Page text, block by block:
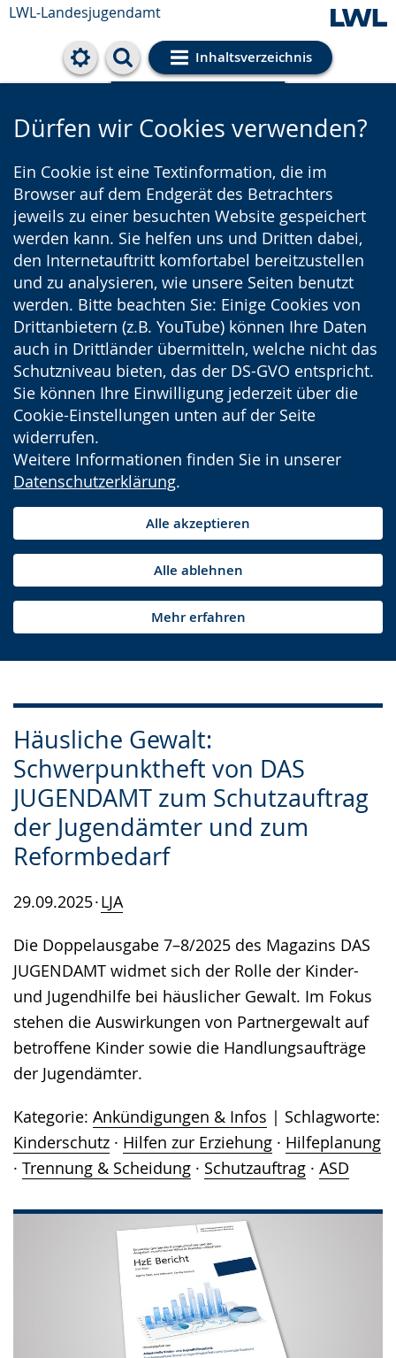
LWL-Landesjugendamt
Inhaltsverzeichnis
Cookie-Einstellungen
Dürfen wir Cookies verwenden?
Ein Cookie ist eine Textinformation, die im
Browser auf dem Endgerät des Betrachters
jeweils zu einer besuchten Website gespeichert
werden kann. Sie helfen uns und Dritten dabei,
den Internetauftritt komfortabel bereitzustellen
und zu analysieren, wie unsere Seiten benutzt
werden. Bitte beachten Sie: Einige Cookies von
Drittanbietern (z.B. YouTube) können Ihre Daten
auch in Drittländer übermitteln, welche nicht das
Schutzniveau bieten, das der DS-GVO entspricht.
Sie können Ihre Einwilligung jederzeit über die
Cookie-Einstellungen unten auf der Seite
widerrufen.
Weitere Informationen finden Sie in unserer
Datenschutzerklärung.
Alle akzeptieren
Alle ablehnen
Mehr erfahren
Häusliche Gewalt:
Schwerpunktheft von DAS
JUGENDAMT zum Schutzauftrag
der Jugendämter und zum
Reformbedarf
29.09.2025 LJA
Die Doppelausgabe 7–8/2025 des Magazins DAS
JUGENDAMT widmet sich der Rolle der Kinder-
und Jugendhilfe bei häuslicher Gewalt. Im Fokus
stehen die Auswirkungen von Partnergewalt auf
betroffene Kinder sowie die Handlungsaufträge
der Jugendämter.
Kategorie: Ankündigungen & Infos
Schlagworte:
Kinderschutz · Hilfen zur Erziehung · Hilfeplanung
· Trennung & Scheidung · Schutzauftrag · ASD